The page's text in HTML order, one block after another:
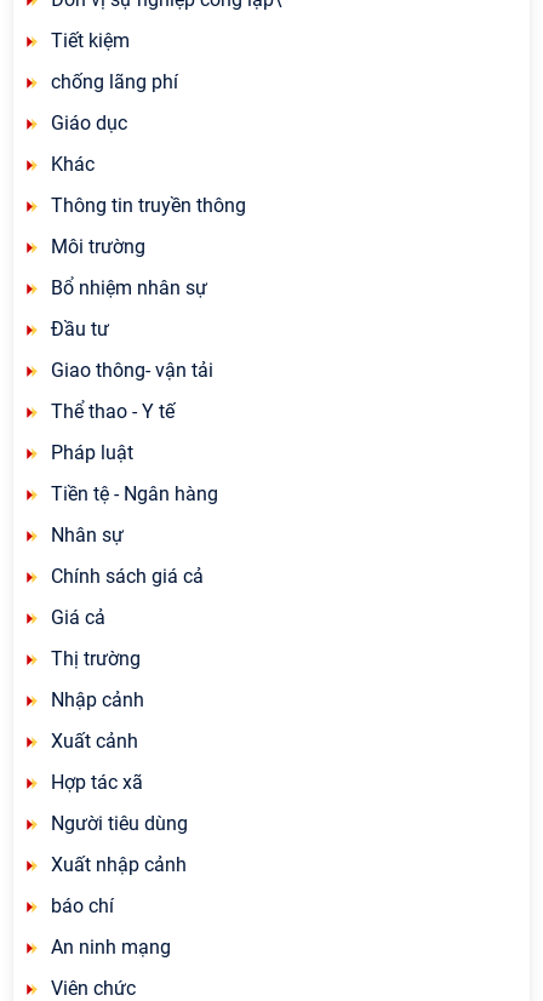
Tiết kiệm
chống lãng phí
Giáo dục
Khác
Thông tin truyền thông
Môi trường
Bổ nhiệm nhân sự
Đầu tư
Giao thông- vận tải
Thể thao - Y tế
Pháp luật
Tiền tệ - Ngân hàng
Nhân sự
Chính sách giá cả
Giá cả
Thị trường
Nhập cảnh
Xuất cảnh
Hợp tác xã
Người tiêu dùng
Xuất nhập cảnh
báo chí
An ninh mạng
Viên chức